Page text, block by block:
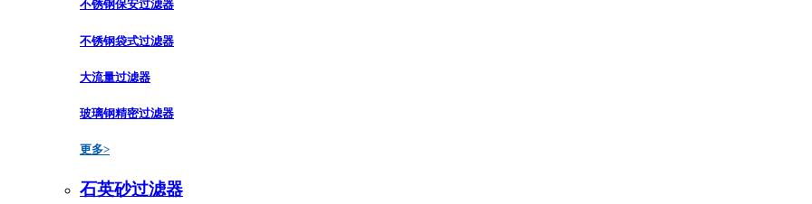
不锈钢保安过滤器
不锈钢袋式过滤器
大流量过滤器
玻璃钢精密过滤器
更多>
石英砂过滤器